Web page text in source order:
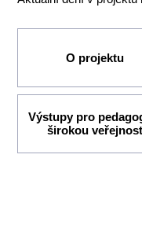
O projektu
Výstupy pro
širokou veřejnost